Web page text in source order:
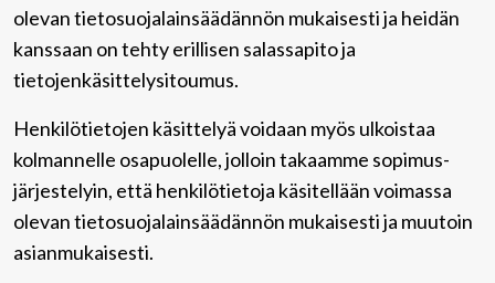
olevan tietosuojalainsäädännön mukaisesti ja heidän
kanssaan on tehty erillisen salassapito ja
tietojenkäsittelysitoumus.
Henkilötietojen käsittelyä voidaan myös ulkoistaa
kolmannelle osapuolelle, jolloin takaamme sopimus-
järjestelyin, että henkilötietoja käsitellään voimassa
olevan tietosuojalainsäädännön mukaisesti ja muutoin
asianmukaisesti.